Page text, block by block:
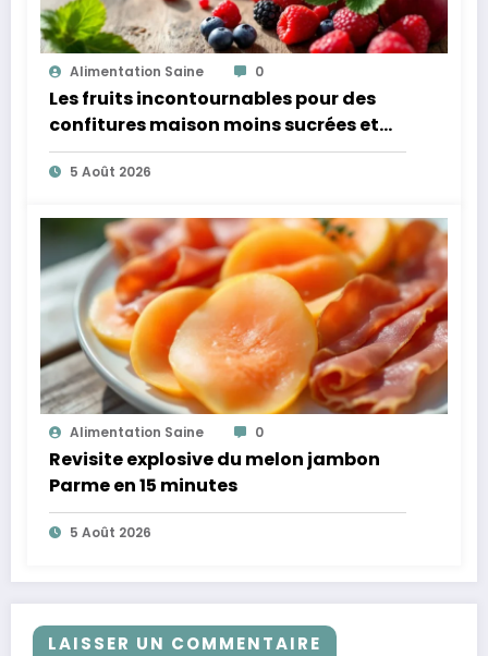
Alimentation Saine 0
Les fruits incontournables pour des
confitures maison moins sucrées et
plus légères
5 Août 2026
Alimentation Saine 0
Revisite explosive du melon jambon
Parme en 15 minutes
5 Août 2026
LAISSER UN COMMENTAIRE